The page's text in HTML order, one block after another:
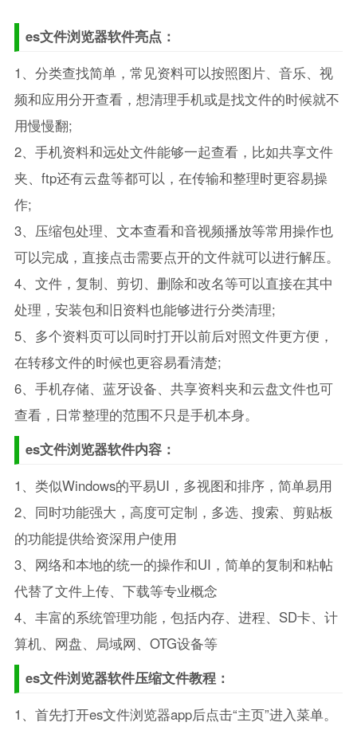
es文件浏览器软件亮点：
1、分类查找简单，常见资料可以按照图片、音乐、视
频和应用分开查看，想清理手机或是找文件的时候就不
用慢慢翻;
2、手机资料和远处文件能够一起查看，比如共享文件
夹、ftp还有云盘等都可以，在传输和整理时更容易操
作;
3、压缩包处理、文本查看和音视频播放等常用操作也
可以完成，直接点击需要点开的文件就可以进行解压。
4、文件，复制、剪切、删除和改名等可以直接在其中
处理，安装包和旧资料也能够进行分类清理;
5、多个资料页可以同时打开以前后对照文件更方便，
在转移文件的时候也更容易看清楚;
6、手机存储、蓝牙设备、共享资料夹和云盘文件也可
查看，日常整理的范围不只是手机本身。
es文件浏览器软件内容：
1、类似Windows的平易UI，多视图和排序，简单易用
2、同时功能强大，高度可定制，多选、搜索、剪贴板
的功能提供给资深用户使用
3、网络和本地的统一的操作和UI，简单的复制和粘帖
代替了文件上传、下载等专业概念
4、丰富的系统管理功能，包括内存、进程、SD卡、计
算机、网盘、局域网、OTG设备等
es文件浏览器软件压缩文件教程：
1、首先打开es文件浏览器app后点击“主页”进入菜单。